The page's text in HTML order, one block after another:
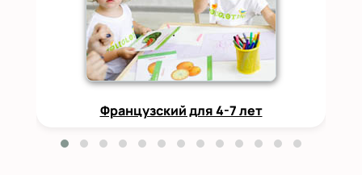
Французский для 4-7 лет